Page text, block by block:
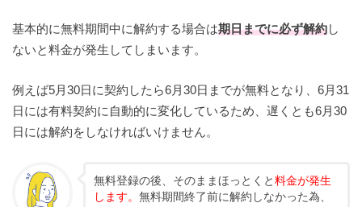
基本的に無料期間中に解約する場合は期日までに必ず解約し
ないと料金が発生してしまいます。
例えば5月30日に契約したら6月30日までが無料となり、6月31
日には有料契約に自動的に変化しているため、遅くとも6月30
日には解約をしなければいけません。
無料登録の後、そのままほっとくと料金が発生
します。無料期間終了前に解約しなかった為、